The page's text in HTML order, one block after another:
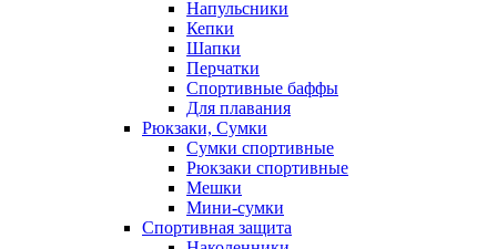
Напульсники
Кепки
Шапки
Перчатки
Спортивные баффы
Для плавания
Рюкзаки, Сумки
Сумки спортивные
Рюкзаки спортивные
Мешки
Мини-сумки
Спортивная защита